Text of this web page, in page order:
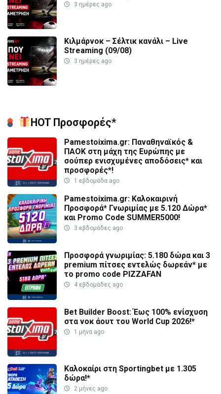
3 ημέρες ago
Κιλμάρνοκ – Σέλτικ κανάλι – Live
Streaming (09/08)
3 ημέρες ago
HOT Προσφορές*
Pamestoixima.gr: Παναθηναϊκός &
ΠΑΟΚ στη μάχη της Ευρώπης με
σούπερ ενισχυμένες αποδόσεις* και
προσφορές*!
1 εβδομάδα ago
Pamestoixima.gr: Καλοκαιρινή
Προσφορά* Γνωριμίας με 5.120 Δώρα*
και Promo Code SUMMER5000!
3 εβδομάδες ago
Προσφορά γνωριμίας: 5.180 δώρα και 3
premium πίτσες εντελώς δωρεάν* με
το promo code PIZZAFAN
4 εβδομάδες ago
Bet Builder Boost: Έως 100% ενίσχυση
στα νοκ άουτ του World Cup 2026!*
1 μήνα ago
Καλοκαίρι στη Sportingbet με 1.305
δώρα!*
2 μήνες ago